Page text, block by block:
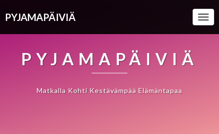
PYJAMAPÄIVIÄ
PYJAMAPÄIVIÄ
Matkalla Kohti Kestävämpää Elämäntapaa